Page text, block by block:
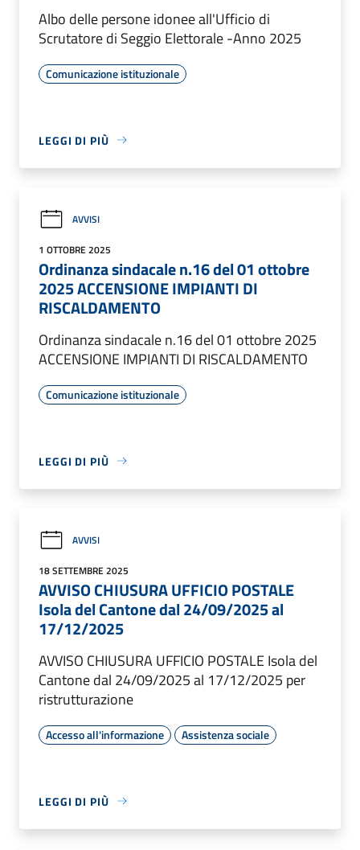
Albo delle persone idonee all'Ufficio di
Scrutatore di Seggio Elettorale -Anno 2025
Comunicazione istituzionale
LEGGI DI PIÙ
AVVISI
1 OTTOBRE 2025
Ordinanza sindacale n.16 del 01 ottobre
2025 ACCENSIONE IMPIANTI DI
RISCALDAMENTO
Ordinanza sindacale n.16 del 01 ottobre 2025
ACCENSIONE IMPIANTI DI RISCALDAMENTO
Comunicazione istituzionale
LEGGI DI PIÙ
AVVISI
18 SETTEMBRE 2025
AVVISO CHIUSURA UFFICIO POSTALE
Isola del Cantone dal 24/09/2025 al
17/12/2025
AVVISO CHIUSURA UFFICIO POSTALE Isola del
Cantone dal 24/09/2025 al 17/12/2025 per
ristrutturazione
Accesso all'informazione Assistenza sociale
LEGGI DI PIÙ